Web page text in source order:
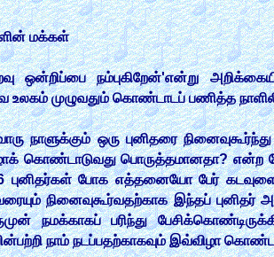
மக்கள்
ஒன்றிப்பை நம்புகிறேன்'என்று
முழுவதும் கொண்டாடப் பணித்த
நாளுக்கும் ஒரு புனிதரை
கொண்டாடுவது பொருத்தமானதா? என்ற
புனிதர்கள் போக எத்தனையோ பேர்
நினைவுகூர்வதற்காக இந்தப்
நமக்காகப் பரிந்து
நாம் நடப்பதற்காகவும் இவ்விழா